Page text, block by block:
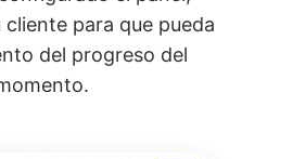
para que pueda
del progreso del